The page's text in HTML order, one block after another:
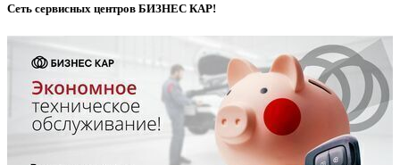
Сеть сервисных центров БИЗНЕС КАР!